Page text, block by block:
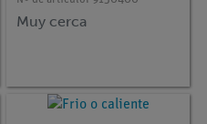
Muy cerca